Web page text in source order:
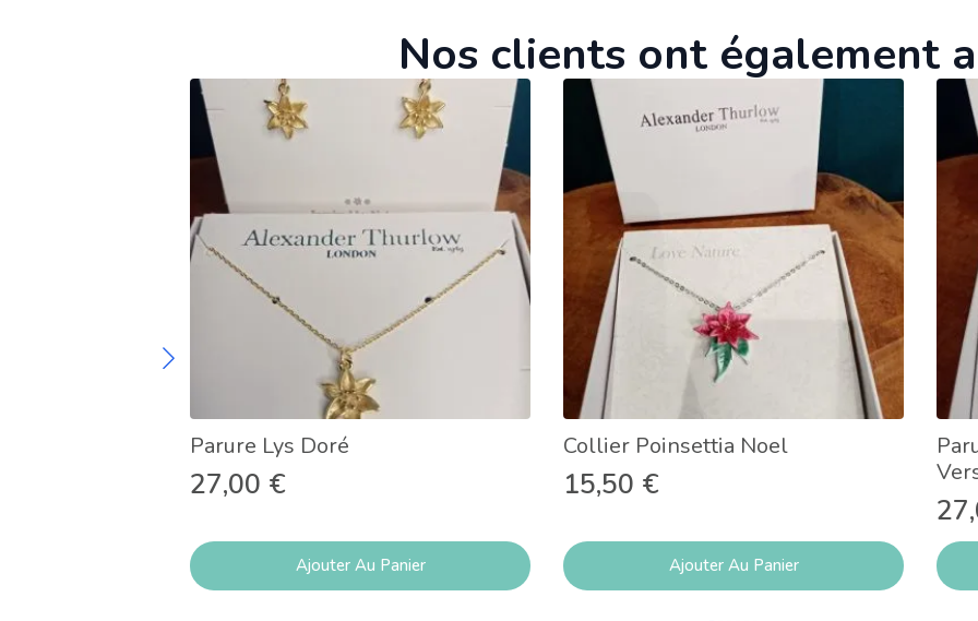
Nos clients ont également
Parure Lys Doré
27,00 €
Ajouter Au Panier
Collier Poinsettia Noel
15,50 €
Ajouter Au Panier